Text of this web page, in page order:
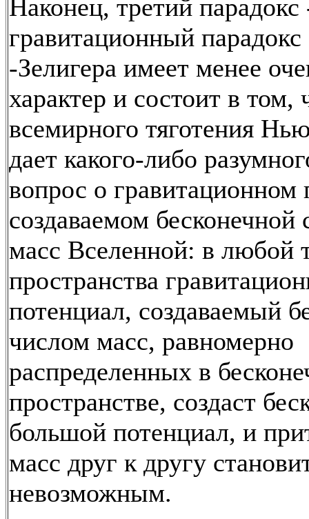
Наконец, третий парадокс
гравитационный
-Зелигера имеет менее
характер и состоит в том,
всемирного тяготения
дает какого-либо
вопрос о гравитационном
создаваемом бесконечной
масс Вселенной: в любой
пространства
потенциал, создаваемый
числом масс, равномерно
распределенных в
пространстве, создаст
большой потенциал, и
масс друг к другу
невозможным.